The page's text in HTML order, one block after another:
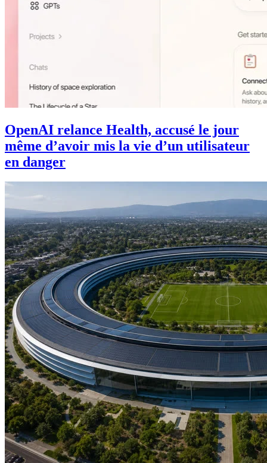
OpenAI relance Health, accusé le jour
même d’avoir mis la vie d’un utilisateur
en danger